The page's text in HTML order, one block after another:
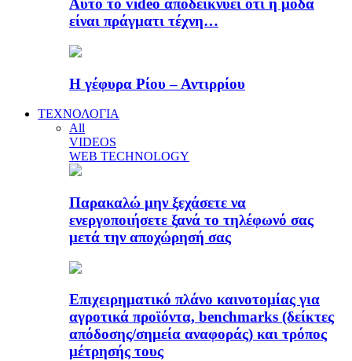
Αυτό το video αποδεικνύει ότι η μόδα
είναι πράγματι τέχνη…
Η γέφυρα Ρίου – Αντιρρίου
ΤΕΧΝΟΛΟΓΙΑ
All
VIDEOS
WEB TECHNOLOGY
Παρακαλώ μην ξεχάσετε να
ενεργοποιήσετε ξανά το τηλέφωνό σας
μετά την αποχώρησή σας
Επιχειρηματικό πλάνο καινοτομίας για
αγροτικά προϊόντα, benchmarks (δείκτες
απόδοσης/σημεία αναφοράς) και τρόπος
μέτρησής τους